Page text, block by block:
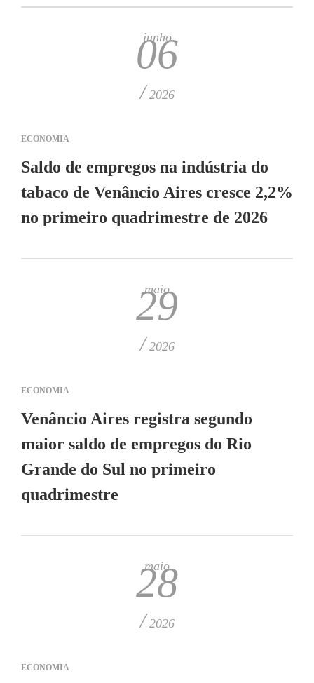
junho
06
/ 2026
ECONOMIA
Saldo de empregos na indústria do
tabaco de Venâncio Aires cresce 2,2%
no primeiro quadrimestre de 2026
maio
29
/ 2026
ECONOMIA
Venâncio Aires registra segundo
maior saldo de empregos do Rio
Grande do Sul no primeiro
quadrimestre
maio
28
/ 2026
ECONOMIA